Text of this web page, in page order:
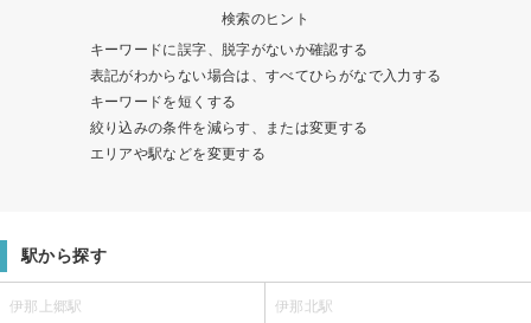
検索のヒント
キーワードに誤字、脱字がないか確認する
表記がわからない場合は、すべてひらがなで入力する
キーワードを短くする
絞り込みの条件を減らす、または変更する
エリアや駅などを変更する
駅から探す
伊那上郷駅 伊那北駅